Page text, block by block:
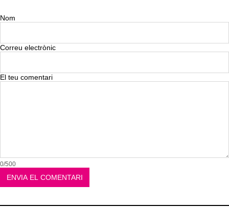
Nom
Correu electrònic
El teu comentari
0/500